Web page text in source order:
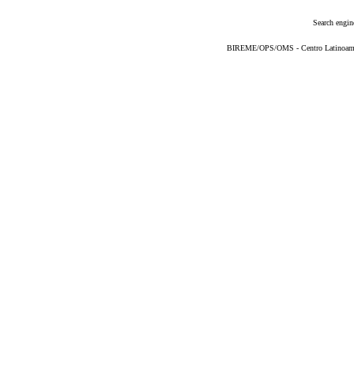
Search
BIREME/OPS/OMS - Centro